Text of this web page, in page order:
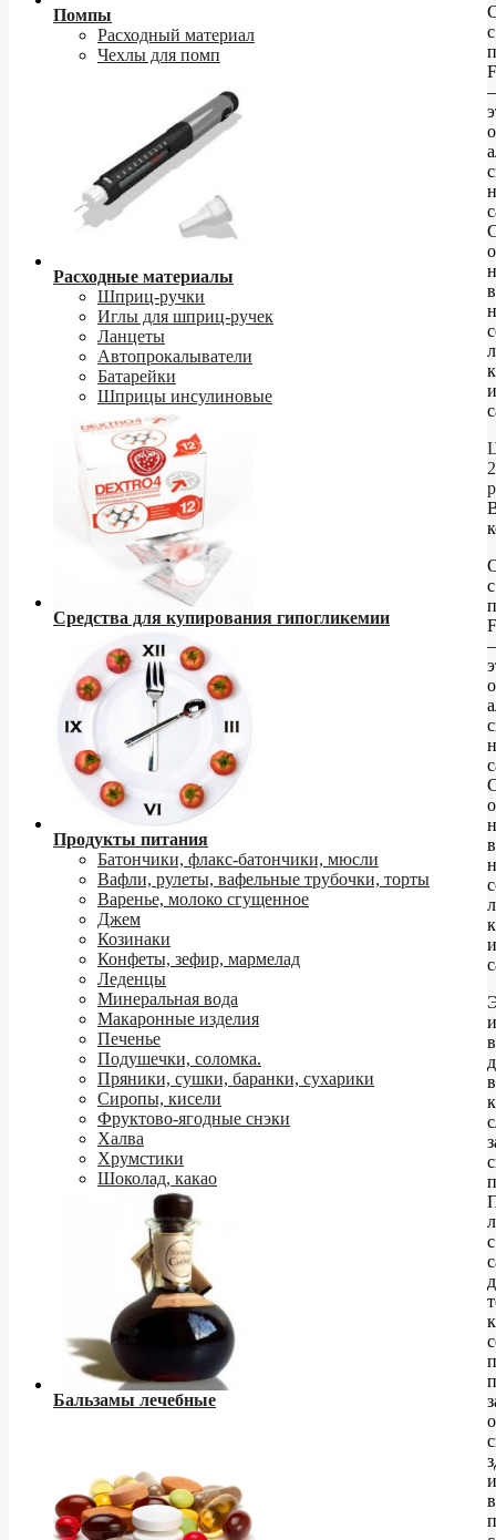
Помпы
Расходный материал
Чехлы для помп
Расходные материалы
Шприц-ручки
Иглы для шприц-ручек
Ланцеты
Автопрокалыватели
Батарейки
Шприцы инсулиновые
Средства для купирования гипогликемии
Продукты питания
Батончики, флакс-батончики, мюсли
Вафли, рулеты, вафельные трубочки, торты
Варенье, молоко сгущенное
Джем
Козинаки
Конфеты, зефир, мармелад
Леденцы
Минеральная вода
Макаронные изделия
Печенье
Подушечки, соломка.
Пряники, сушки, баранки, сухарики
Сиропы, кисели
Фруктово-ягодные снэки
Халва
Хрумстики
Шоколад, какао
Бальзамы лечебные
с
–
и
с
–
и
с
о
и